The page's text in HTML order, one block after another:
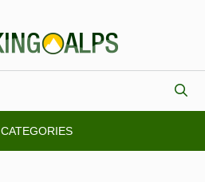
CATEGORIES